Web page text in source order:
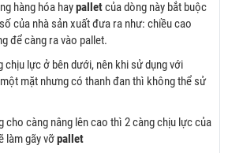
hàng hóa haypalletcủa dòng này bắt buộc
của nhà sản xuất đưa ra như: chiều cao
để càng ra vào pallet.
chịu lực ở bên dưới, nên khi sử dụng với
mặt nhưng có thanh đan thì không thể sử
cho càng nâng lên cao thì 2 càng chịu lực của
làm gãy vỡpallet